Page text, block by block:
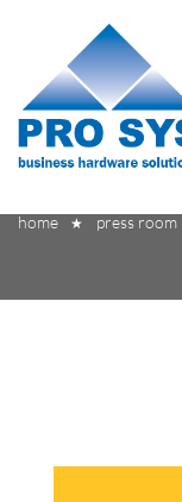
Press Room
home ★ press room